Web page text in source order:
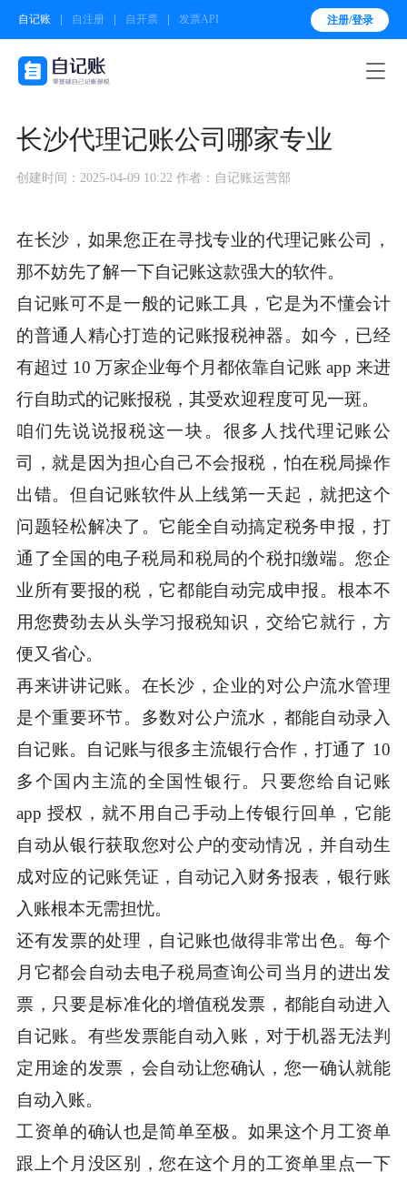
自记账 自注册 自开票 发票API 注册/登录

长沙代理记账公司哪家专业
创建时间：2025-04-09 10:22 作者：自记账运营部
在长沙，如果您正在寻找专业的代理记账公司，
那不妨先了解一下自记账这款强大的软件。
自记账可不是一般的记账工具，它是为不懂会计
的普通人精心打造的记账报税神器。如今，已经
有超过 10 万家企业每个月都依靠自记账 app 来进
行自助式的记账报税，其受欢迎程度可见一斑。
咱们先说说报税这一块。很多人找代理记账公
司，就是因为担心自己不会报税，怕在税局操作
出错。但自记账软件从上线第一天起，就把这个
问题轻松解决了。它能全自动搞定税务申报，打
通了全国的电子税局和税局的个税扣缴端。您企
业所有要报的税，它都能自动完成申报。根本不
用您费劲去从头学习报税知识，交给它就行，方
便又省心。
再来讲讲记账。在长沙，企业的对公户流水管理
是个重要环节。多数对公户流水，都能自动录入
自记账。自记账与很多主流银行合作，打通了 10
多个国内主流的全国性银行。只要您给自记账
app 授权，就不用自己手动上传银行回单，它能
自动从银行获取您对公户的变动情况，并自动生
成对应的记账凭证，自动记入财务报表，银行账
入账根本无需担忧。
还有发票的处理，自记账也做得非常出色。每个
月它都会自动去电子税局查询公司当月的进出发
票，只要是标准化的增值税发票，都能自动进入
自记账。有些发票能自动入账，对于机器无法判
定用途的发票，会自动让您确认，您一确认就能
自动入账。
工资单的确认也是简单至极。如果这个月工资单
跟上个月没区别，您在这个月的工资单里点一下